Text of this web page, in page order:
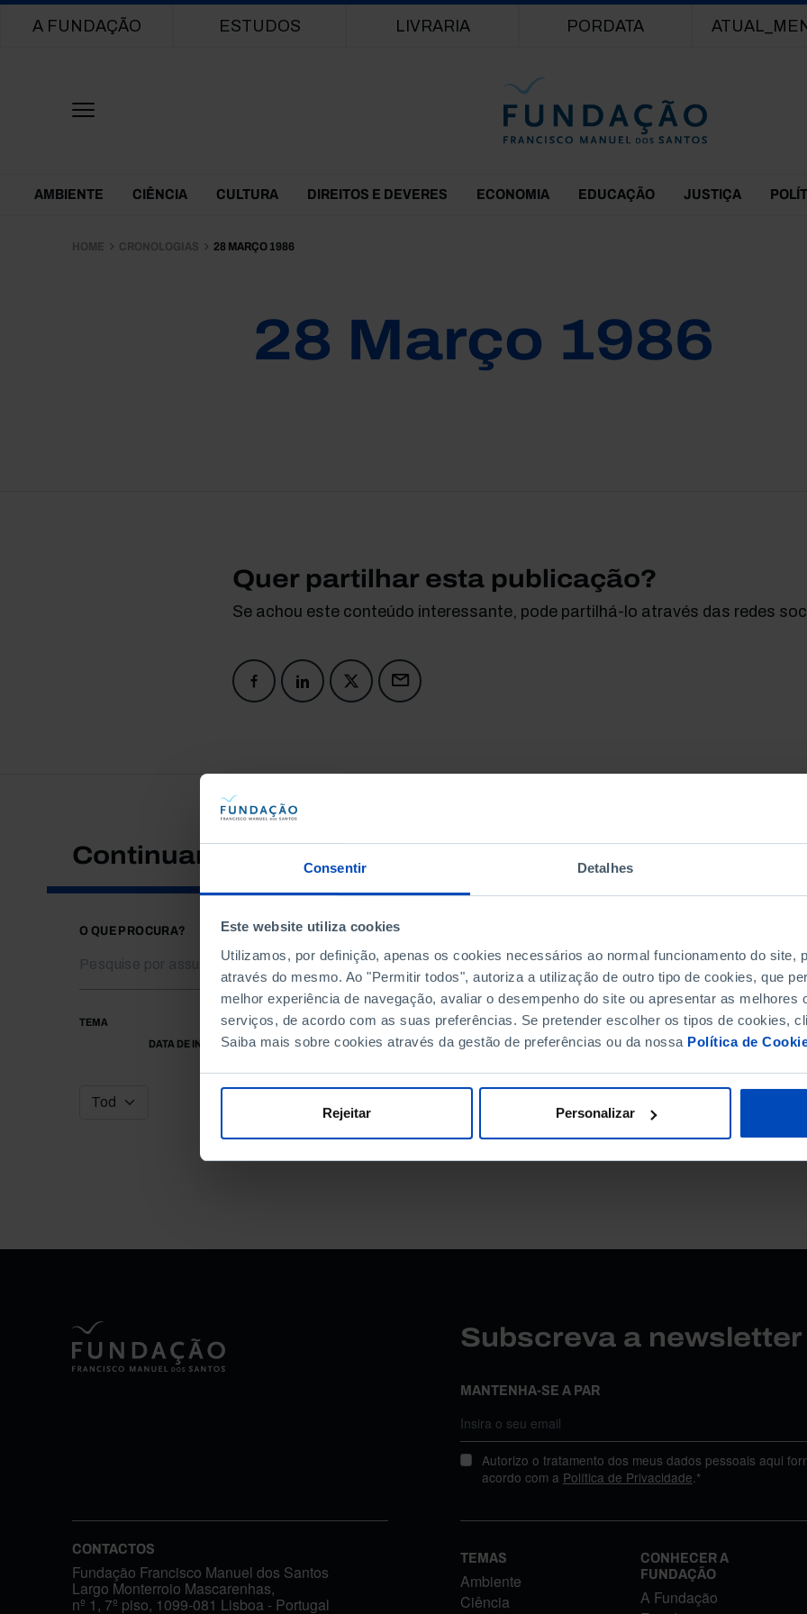
Consentir Detalhes
Este website utiliza cookies
Utilizamos, por definição, apenas os cookies necessários ao normal funcionamento do site,
através do mesmo. Ao "Permitir todos", autoriza a utilização de outro tipo de cookies, que
melhor experiência de navegação, avaliar o desempenho do site ou apresentar as melhores
serviços, de acordo com as suas preferências. Se pretender escolher os tipos de cookies,
Saiba mais sobre cookies através da gestão de preferências ou da nossa Política de
Rejeitar Personalizar
Main navigation
A FUNDAÇÃO ESTUDOS LIVRARIA PORDATA
Themes Menu
AMBIENTE CIÊNCIA CULTURA DIREITOS E DEVERES ECONOMIA EDUCAÇÃO JUSTIÇA
HOME CRONOLOGIAS 28 MARÇO 1986
28 Março 1986
Quer partilhar esta publicação?
Se achou este conteúdo interessante, pode partilhá-lo através das redes
Continuar a pesquisar
O QUE PROCURA?
TEMA
DATA DE INÍCIO
DATA DE FIM
Subscreva a
MANTENHA-SE A PAR
Autorizo o tratamento dos meus dados pessoais aqui
acordo com a Política de Privacidade.*
CONTACTOS
Fundação Francisco Manuel dos Santos
Largo Monterroio Mascarenhas,
nº 1, 7º piso, 1099-081 Lisboa - Portugal
TEMAS
Ambiente
Ciência
CONHECER A
FUNDAÇÃO
A Fundação